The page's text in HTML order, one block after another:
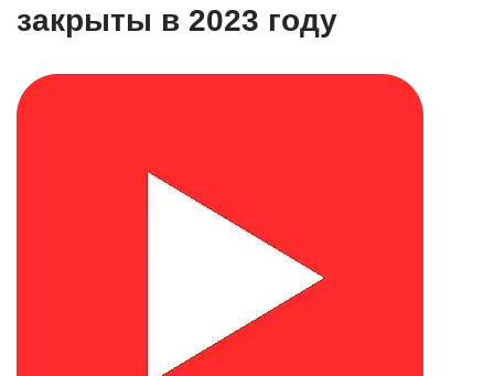
закрыты в 2023 году